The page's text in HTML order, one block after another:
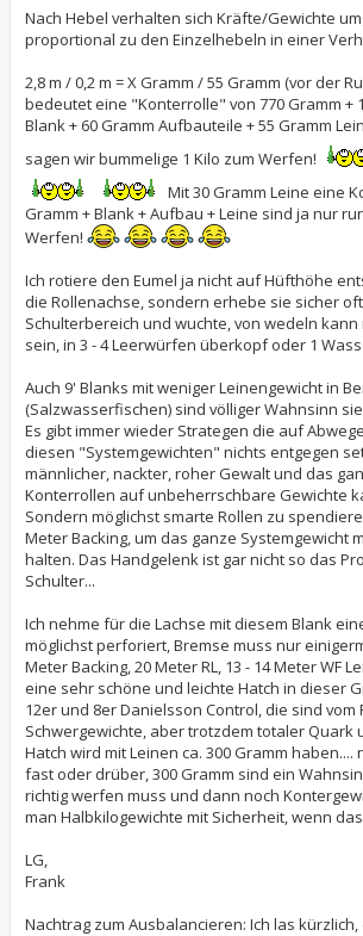
g
Nach Hebel verhalten sich Kräfte/Gewichte
proportional zu den Einzelhebeln in einer
2,8 m / 0,2 m = X Gramm / 55 Gramm (vor der
bedeutet eine "Konterrolle" von 770 Gramm +
Blank + 60 Gramm Aufbauteile + 55 Gramm
sagen wir bummelige 1 Kilo zum Werfen!
Mit 30 Gramm Leine eine
Gramm + Blank + Aufbau + Leine sind ja nur
Werfen!
Ich rotiere den Eumel ja nicht auf Hüfthöhe
die Rollenachse, sondern erhebe sie sicher
Schulterbereich und wuchte, von wedeln kann
sein, in 3 - 4 Leerwürfen überkopf oder 1
Auch 9' Blanks mit weniger Leinengewicht in
(Salzwasserfischen) sind völliger Wahnsinn
Es gibt immer wieder Strategen die auf
diesen "Systemgewichten" nichts entgegen
männlicher, nackter, roher Gewalt und das
Konterrollen auf unbeherrschbare Gewichte
Sondern möglichst smarte Rollen zu
Meter Backing, um das ganze Systemgewicht
halten. Das Handgelenk ist gar nicht so das
Schulter...
Ich nehme für die Lachse mit diesem Blank
möglichst perforiert, Bremse muss nur
Meter Backing, 20 Meter RL, 13 - 14 Meter WF
eine sehr schöne und leichte Hatch in dieser
12er und 8er Danielsson Control, die sind vom
Schwergewichte, aber trotzdem totaler Quark
Hatch wird mit Leinen ca. 300 Gramm haben....
fast oder drüber, 300 Gramm sind ein
richtig werfen muss und dann noch
man Halbkilogewichte mit Sicherheit, wenn
LG,
Frank
Nachtrag zum Ausbalancieren: Ich las